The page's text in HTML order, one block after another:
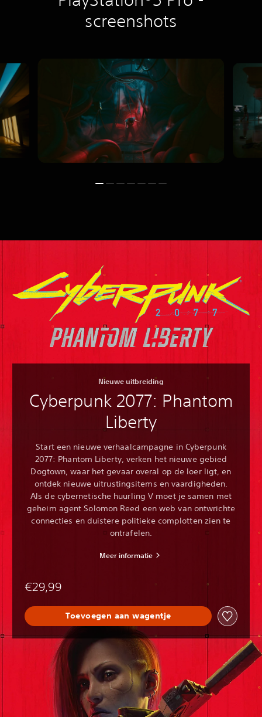
screenshots
Nieuwe uitbreiding
Cyberpunk 2077: Phantom
Liberty
Start een nieuwe verhaalcampagne in Cyberpunk
2077: Phantom Liberty, verken het nieuwe gebied
Dogtown, waar het gevaar overal op de loer ligt, en
ontdek nieuwe uitrustingsitems en vaardigheden.
Als de cybernetische huurling V moet je samen met
geheim agent Solomon Reed een web van ontwrichte
connecties en duistere politieke complotten zien te
ontrafelen.
Meer informatie
€29,99
Toevoegen aan wagentje